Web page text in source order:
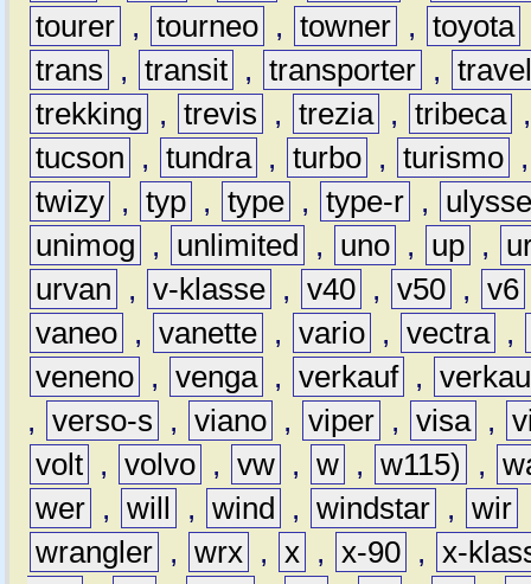
tourer , tourneo , towner , toyota
trans
, transit , transporter ,
trekking
, trevis , trezia , tribeca
tucson
, tundra , turbo , turismo
twizy , typ , type , type-r ,
unimog
, unlimited , uno , up ,
urvan
, v-klasse , v40 , v50 , v6
vaneo , vanette , vario , vectra ,
veneno , venga , verkauf ,
, verso-s , viano , viper , visa ,
volt , volvo , vw , w , w115) ,
wer , will , wind , windstar , wir
wrangler , wrx , x , x-90 , x-